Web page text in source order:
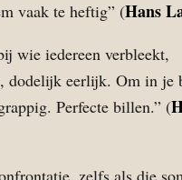
vaak te heftig” (Hans
wie iedereen verbleekt,
dodelijk eerlijk. Om in je
Perfecte billen.” (
zelfs als die